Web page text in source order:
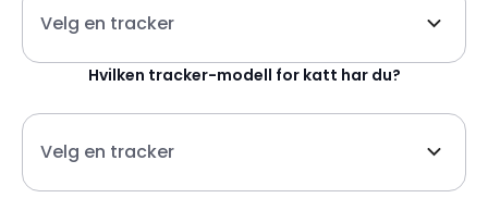
Velg en tracker
Hvilken tracker-modell for katt har du?
Velg en tracker